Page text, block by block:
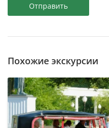
Отправить
Похожие экскурсии